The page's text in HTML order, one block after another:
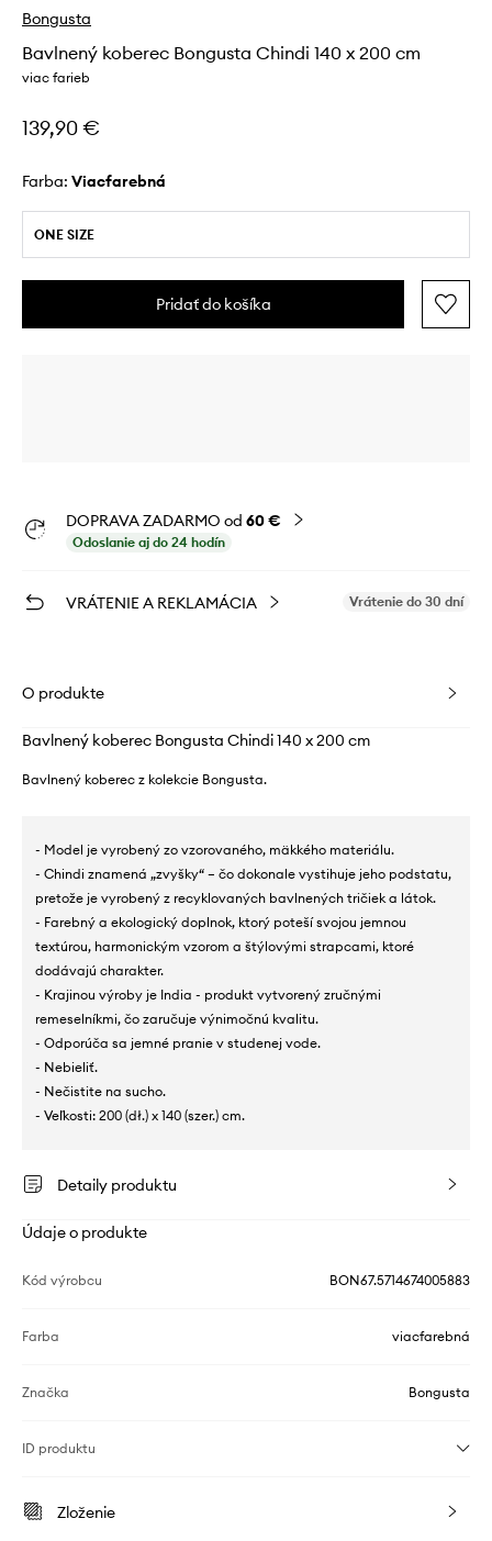
Bongusta
Bavlnený koberec Bongusta Chindi 140 x 200 cm
viac farieb
139,90 €
Farba: viacfarebná
ONE SIZE
Pridať do košíka
DOPRAVA ZADARMO od 60 €
Odoslanie aj do 24 hodín
VRÁTENIE A REKLAMÁCIA Vrátenie do 30 dní
O produkte
Bavlnený koberec Bongusta Chindi 140 x 200 cm
Bavlnený koberec z kolekcie Bongusta.
- Model je vyrobený zo vzorovaného, ​​mäkkého materiálu.
- Chindi znamená „zvyšky“ – čo dokonale vystihuje jeho podstatu,
pretože je vyrobený z recyklovaných bavlnených tričiek a látok.
- Farebný a ekologický doplnok, ktorý poteší svojou jemnou
textúrou, harmonickým vzorom a štýlovými strapcami, ktoré
dodávajú charakter.
- Krajinou výroby je India - produkt vytvorený zručnými
remeselníkmi, čo zaručuje výnimočnú kvalitu.
- Odporúča sa jemné pranie v studenej vode.
- Nebieliť.
- Nečistite na sucho.
- Veľkosti: 200 (dł.) x 140 (szer.) cm.
Detaily produktu
Údaje o produkte
Kód výrobcu BON67.5714674005883
Farba viacfarebná
Značka Bongusta
ID produktu
Zloženie